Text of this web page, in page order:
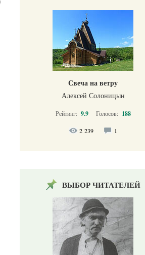
Свеча на ветру
Алексей Солоницын
Рейтинг: 9.9 Голосов: 188
2 239 1
ВЫБОР ЧИТАТЕЛЕЙ